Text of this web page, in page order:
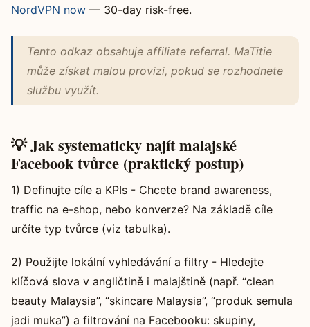
NordVPN now — 30-day risk-free.
Tento odkaz obsahuje affiliate referral. MaTitie
může získat malou provizi, pokud se rozhodnete
službu využít.
💡 Jak systematicky najít malajské
Facebook tvůrce (praktický postup)
1) Definujte cíle a KPIs - Chcete brand awareness,
traffic na e-shop, nebo konverze? Na základě cíle
určíte typ tvůrce (viz tabulka).
2) Použijte lokální vyhledávání a filtry - Hledejte
klíčová slova v angličtině i malajštině (např. “clean
beauty Malaysia”, “skincare Malaysia”, “produk semula
jadi muka”) a filtrování na Facebooku: skupiny,